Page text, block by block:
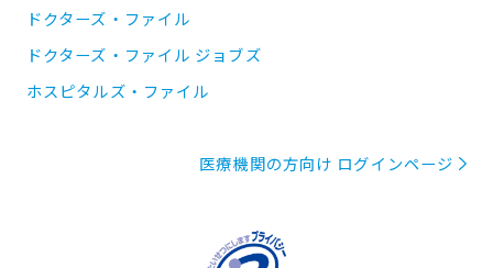
ドクターズ・ファイル
ドクターズ・ファイル ジョブズ
ホスピタルズ・ファイル
医療機関の方向け ログインページ